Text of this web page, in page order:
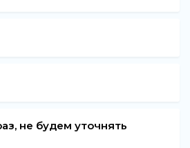
не будем уточнять